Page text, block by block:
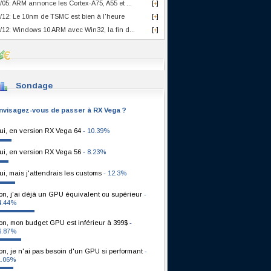
[+]
05: ARM annonce les Cortex-A75, A55 et ...
[+]
12: Le 10nm de TSMC est bien à l'heure
[+]
12: Windows 10 ARM avec Win32, la fin d...
Sondage
vous de passer à RX Vega ?
en version RX Vega 64 - 10.39%
en version RX Vega 56 - 8.23%
mais j'attendrais les customs - 12.3%
j'ai déjà un GPU équivalent ou supérieur -
mon budget GPU est inférieur à 399$ -
je n'ai pas besoin d'un GPU si performant -